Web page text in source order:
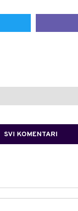
SVI KOMENTARI